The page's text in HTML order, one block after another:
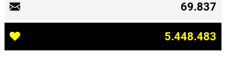
69.837
5.448.483